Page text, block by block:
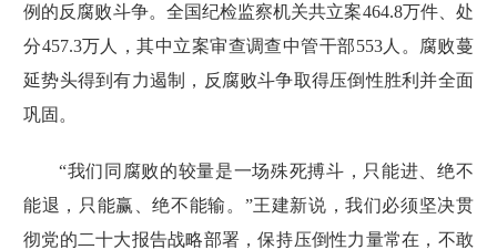
例的反腐败斗争。全国纪检监察机关共立案464.8万件、处
分457.3万人，其中立案审查调查中管干部553人。腐败蔓
延势头得到有力遏制，反腐败斗争取得压倒性胜利并全面
巩固。
“我们同腐败的较量是一场殊死搏斗，只能进、绝不
能退，只能赢、绝不能输。”王建新说，我们必须坚决贯
彻党的二十大报告战略部署，保持压倒性力量常在，不敢